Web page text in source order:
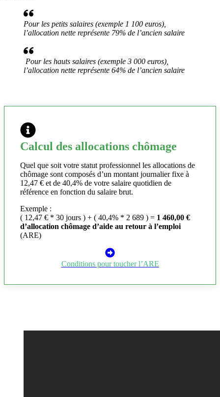
Pour les petits salaires (exemple 1 100 euros),
l’allocation nette représente 79% de l’ancien salaire
Pour les hauts salaires (exemple 3 000 euros),
l’allocation nette représente 64% de l’ancien salaire
Calcul des allocations chômage
Quel que soit votre statut professionnel les allocations de
chômage sont composés d’un montant journalier fixe à
12,47 € et de 40,4% de votre salaire quotidien de
référence en fonction du salaire brut.
Exemple :
( 12,47 € * 30 jours ) + ( 40,4% * 2 689 ) = 1 460,00 €
d’allocation chômage d’aide au retour à l’emploi
(ARE)
Conditions pour toucher l’ARE